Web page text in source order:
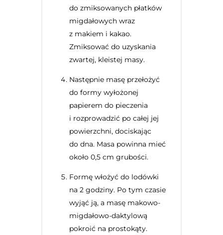
do zmiksowanych płatków
migdałowych wraz
z makiem i kakao.
Zmiksować do uzyskania
zwartej, kleistej masy.
Następnie masę przełożyć
do formy wyłożonej
papierem do pieczenia
i rozprowadzić po całej jej
powierzchni, dociskając
do dna. Masa powinna mieć
około 0,5 cm grubości.
Formę włożyć do lodówki
na 2 godziny. Po tym czasie
wyjąć ją, a masę makowo-
migdałowo-daktylową
pokroić na prostokąty.